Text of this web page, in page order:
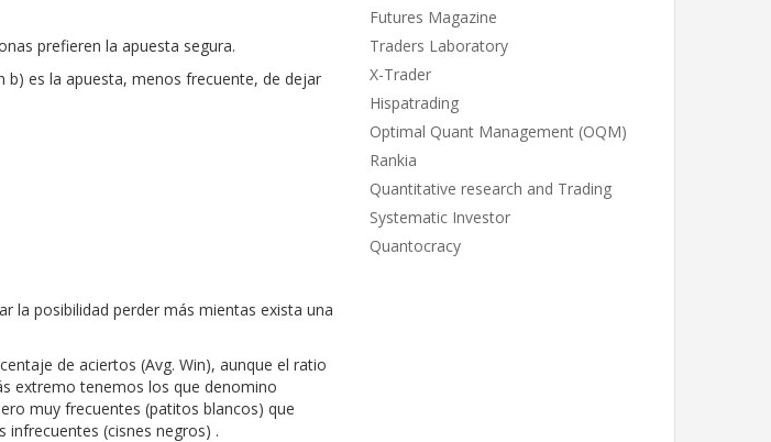
prefieren la apuesta segura.
es la apuesta, menos frecuente, de dejar
la posibilidad perder más mientas exista una
de aciertos (Avg. Win), aunque el ratio
extremo tenemos los que denomino
muy frecuentes (patitos blancos) que
(cisnes negros) .
Futures Magazine
Traders Laboratory
X-Trader
Hispatrading
Optimal Quant Management (OQM)
Rankia
Quantitative research and Trading
Systematic Investor
Quantocracy